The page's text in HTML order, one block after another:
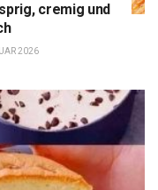
cremig und
2026